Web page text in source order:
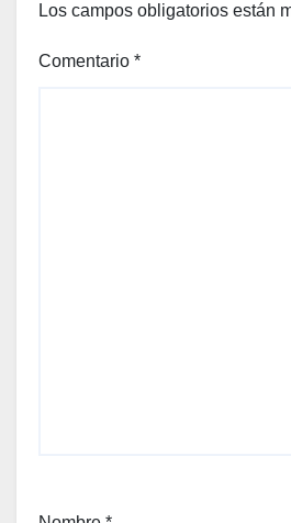
Los campos obligatorios están
Comentario *